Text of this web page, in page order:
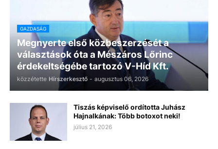
GAZDASÁG
Megnyerte első közbeszerzését a
választások óta a Mészáros Lőrinc
érdekeltségébe tartozó V-Híd Kft.
közzétette Hírszerkesztő - augusztus 06, 2026
Tiszás képviselő ordította Juhász
Hajnalkának: Több botoxot neki!
július 21, 2026